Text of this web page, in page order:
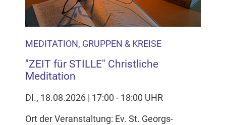
MEDITATION, GRUPPEN & KREISE
"ZEIT für STILLE" Christliche
Meditation
DI., 18.08.2026 | 17:00 - 18:00 UHR
Ort der Veranstaltung: Ev. St. Georgs-